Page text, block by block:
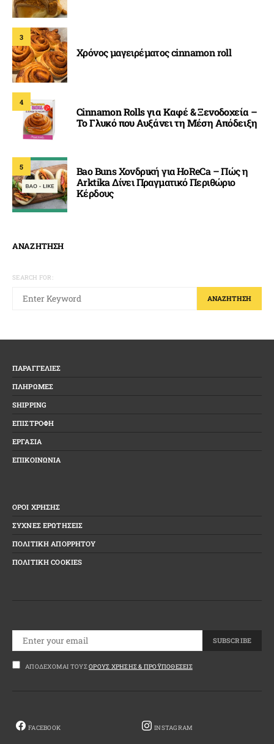
3
Χρόνος μαγειρέματος cinnamon roll
4
Cinnamon Rolls για Καφέ & Ξενοδοχεία –
Το Γλυκό που Αυξάνει τη Μέση Απόδειξη
5
Bao Buns Χονδρική για HoReCa – Πώς η
Arktika Δίνει Πραγματικό Περιθώριο
Κέρδους
ΑΝΑΖΗΤΗΣΗ
SEARCH FOR:
ΑΝΑΖΉΤΗΣΗ
ΠΑΡΑΓΓΕΛΙΕΣ
ΠΛΗΡΩΜΕΣ
SHIPPING
ΕΠΙΣΤΡΟΦΗ
ΕΡΓΑΣΙΑ
ΕΠΙΚΟΙΝΩΝΙΑ
ΟΡΟΙ ΧΡΗΣΗΣ
ΣΥΧΝΕΣ ΕΡΩΤΗΣΕΙΣ
ΠΟΛΙΤΙΚΗ ΑΠΟΡΡΗΤΟΥ
ΠΟΛΙΤΙΚΗ COOKIES
SUBSCRIBE
ΑΠΟΔΈΧΟΜΑΙ ΤΟΥΣΌΡΟΥΣ ΧΡΉΣΗΣ & ΠΡΟΫΠΟΘΈΣΕΙΣ
FACEBOOK INSTAGRAM